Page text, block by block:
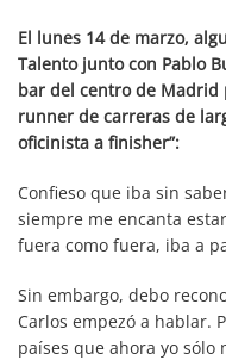
El lunes 14 de marzo,
Talento junto con Pablo
bar del centro de Madrid
runner de carreras de
oficinista a finisher”:
Confieso que iba sin
siempre me encanta
fuera como fuera, iba a
Sin embargo, debo
Carlos empezó a hablar.
países que ahora yo sólo